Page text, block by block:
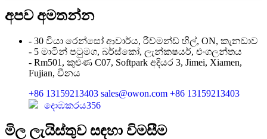
අපව අමතන්න
- 30 වියා රෙන්සෝ ආචාර්ය, රිච්මන්ඩ් හිල්, ON, කැනඩාව
- 5 මාටින් පටුමග, බර්ස්කෝ, ලැන්කෂයර්, එංගලන්තය
- Rm501, කුළුණ C07, Softpark අදියර 3, Jimei, Xiamen,
Fujian, චීනය
+86 13159213403 sales@owon.com +86 13159213403
දොඹකරය356
මිල ලැයිස්තුව සඳහා විමසීම